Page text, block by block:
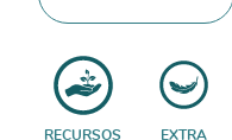
RECURSOS
EXTRA